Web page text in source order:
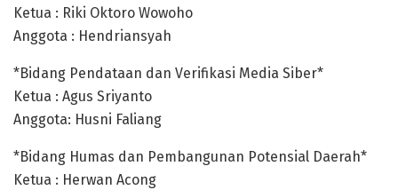
Ketua : Riki Oktoro Wowoho
Anggota : Hendriansyah
*Bidang Pendataan dan Verifikasi Media Siber*
Ketua : Agus Sriyanto
Anggota: Husni Faliang
*Bidang Humas dan Pembangunan Potensial Daerah*
Ketua : Herwan Acong